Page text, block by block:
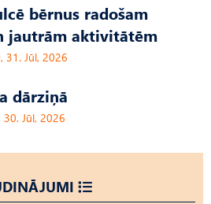
bērnus radošam
jautrām aktivitātēm
31. Jūl, 2026
dārziņā
30. Jūl, 2026